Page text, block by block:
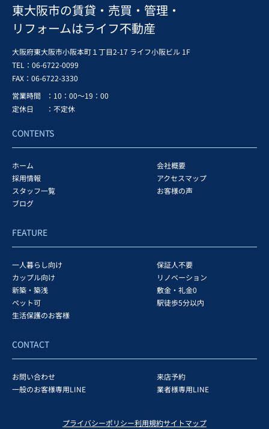
東大阪市の賃貸・売買・管理・
リフォームはライフ不動産
大阪府東大阪市小阪本町１丁目2-17 ライフ小阪ビル 1F
TEL：06-6722-0099
FAX： 06-6722-3330
営業時間
：10：00～19：00
定休日
：不定休
CONTENTS
ホーム
会社概要
採用情報
アクセスマップ
スタッフ一覧
お客様の声
ブログ
FEATURE
一人暮らし向け
保証人不要
カップル向け
リノベーション
新築・築浅
敷金・礼金0
ペット可
駅徒歩5分以内
生活保護のお客様
CONTACT
お問い合わせ
来店予約
一般のお客様専用LINE
業者様専用LINE
プライバシーポリシー利用規約サイトマップ